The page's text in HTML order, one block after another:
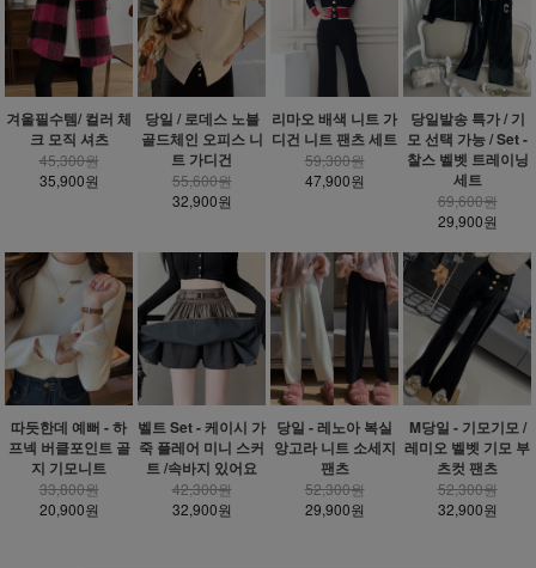
겨울필수템/ 컬러 체
크 모직 셔츠
45,300원
35,900원
당일 / 로데스 노블
골드체인 오피스 니
트 가디건
55,600원
32,900원
리마오 배색 니트 가
디건 니트 팬츠 세트
59,300원
47,900원
당일발송 특가 / 기
모 선택 가능 / Set -
찰스 벨벳 트레이닝
세트
69,600원
29,900원
따듯한데 예뻐 - 하
프넥 버클포인트 골
지 기모니트
33,800원
20,900원
벨트 Set - 케이시 가
죽 플레어 미니 스커
트 /속바지 있어요
42,300원
32,900원
당일 - 레노아 복실
앙고라 니트 소세지
팬츠
52,300원
29,900원
M당일 - 기모기모 /
레미오 벨벳 기모 부
츠컷 팬츠
52,300원
32,900원